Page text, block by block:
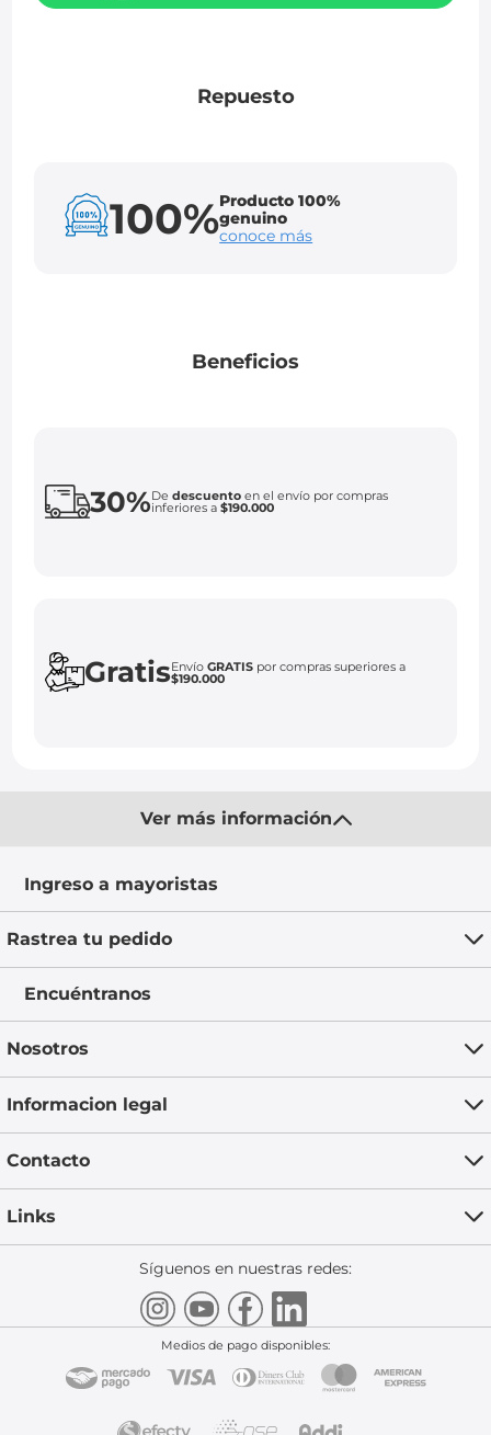
Repuesto
100%Producto 100%
genuino
conoce más
Beneficios
30%Dedescuento en el envío por compras
inferiores a$190.000
GratisEnvíoGRATIS por compras superiores a
$190.000
Ver más información
Ingreso a mayoristas
Rastrea tu pedido
Encuéntranos
Nosotros
Informacion legal
Contacto
Links
Síguenos en nuestras redes:
Medios de pago disponibles: